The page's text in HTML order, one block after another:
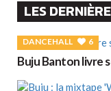
LES
DANCEHALL 6
Buju Banton livre